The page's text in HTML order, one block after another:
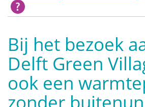
Bij het bezoek
Delft Green
ook een
zonder